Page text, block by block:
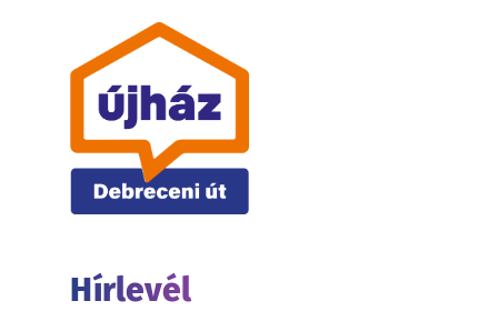
Hírlevél